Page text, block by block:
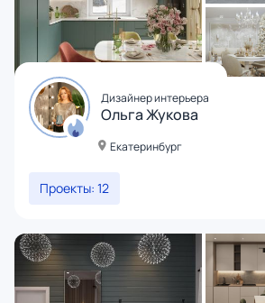
Дизайнер интерьера
Ольга Жукова
Екатеринбург
Проекты: 12